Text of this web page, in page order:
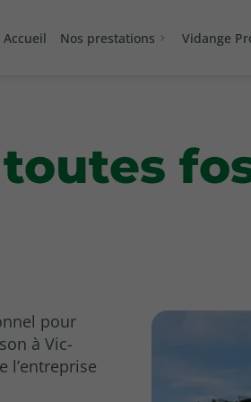
Accueil Nos prestations Vidange
pour
à Vic-
l’entreprise